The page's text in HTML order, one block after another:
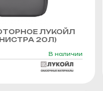
ЛУКОЙЛ
20Л)
В наличии